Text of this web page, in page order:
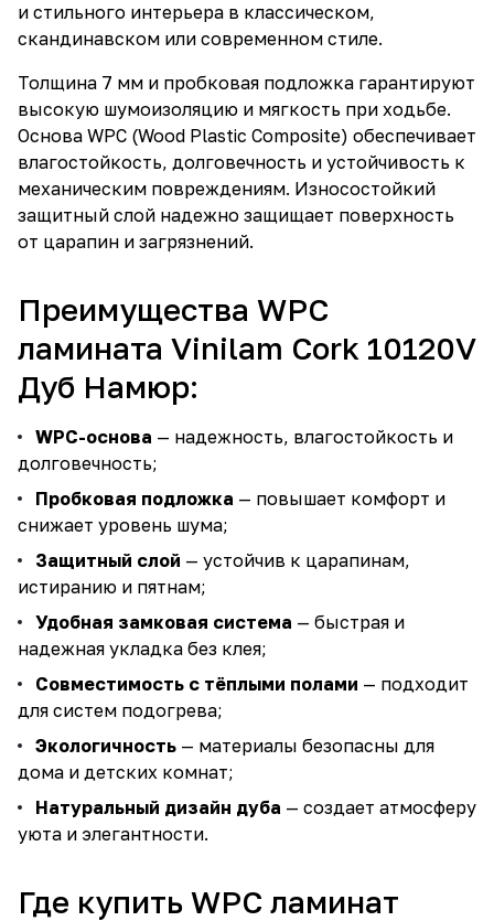
и стильного интерьера в классическом,
скандинавском или современном стиле.
Толщина 7 мм и пробковая подложка гарантируют
высокую шумоизоляцию и мягкость при ходьбе.
Основа WPC (Wood Plastic Composite) обеспечивает
влагостойкость, долговечность и устойчивость к
механическим повреждениям. Износостойкий
защитный слой надежно защищает поверхность
от царапин и загрязнений.
Преимущества WPC
ламината Vinilam Cork 10120V
Дуб Намюр:
WPC-основа — надежность, влагостойкость и
долговечность;
Пробковая подложка — повышает комфорт и
снижает уровень шума;
Защитный слой — устойчив к царапинам,
истиранию и пятнам;
Удобная замковая система — быстрая и
надежная укладка без клея;
Совместимость с тёплыми полами — подходит
для систем подогрева;
Экологичность — материалы безопасны для
дома и детских комнат;
Натуральный дизайн дуба — создает атмосферу
уюта и элегантности.
Где купить WPC ламинат